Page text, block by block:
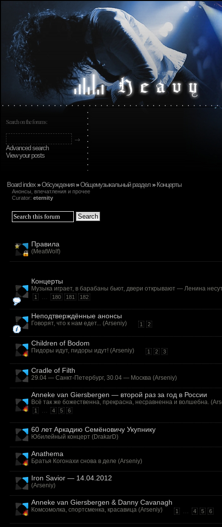
Search on the forums:
Advanced search
View your posts
Board index »Обсуждения »Общемузыкальный раздел » Концерты
Анонсы, впечатления и прочее
Curator: eternity
Правила
(MeatWolf)
Концерты
Музыка играет, в барабаны бьют, двери открывают — Ленина
1 180 181 182
Неподтверждённые анонсы
Говорят, что к нам едет... (Arseniy) 1 2
Children of Bodom
Пидоры идут, пидоры идут! (Arseniy) 1 2 3
Cradle of Filth
29.04 — Санкт-Петербург, 30.04 — Москва (Arseniy)
Anneke van Giersbergen — второй раз за год в России
Всё так же божественна, прекрасна, несравненна и волшебна. (
1 4 5 6
60 лет Аркадию Семёновичу Укупнику
Юбилейный концерт (DrakarD)
Anathema
Братья Когонахи снова в деле (Arseniy)
Iron Savior — 14.04.2012
(Arseniy)
Anneke van Giersbergen & Danny Cavanagh
Комсомолка, спортсменка, красавица (Arseniy) 1 4 5 6